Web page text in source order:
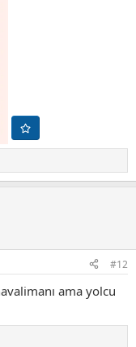
#12
ama yolcu